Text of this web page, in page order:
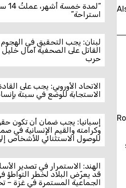
استراحة”
لبنان: يجب التحقيق في الهجوم
القاتل على الصحفية آمال خليل
حرب
الاتحاد الأوروبي: يجب على
الاستجابة للوضع في سبتة
إسبانيا: يجب ضمان أن تكون
وكرامته والقيم الإنسانية في
للوصول الاستثنائي للأشخاص
الهند: الاستمرار في تصدير
قد يعرّض البلاد لخطر التواطؤ
الجماعية المستمرة في غزة –